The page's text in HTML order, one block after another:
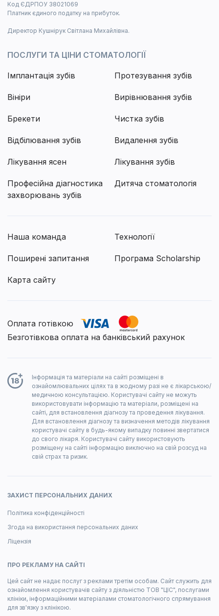
Код ЄДРПОУ 38021069
Платник єдиного податку на прибуток.
Директор Кушнірук Світлана Михайлівна.
ПОСЛУГИ ТА ЦІНИ СТОМАТОЛОГІЇ
Імплантація зубів Протезування зубів
Вініри Вирівнювання зубів
Брекети Чистка зубів
Відбілювання зубів Видалення зубів
Лікування ясен Лікування зубів
Професійна діагностика
захворювань зубів
Дитяча стоматологія
Наша команда Технології
Поширені запитання Програма Scholarship
Карта сайту
Оплата готівкою
Безготівкова оплата на банківський рахунок
Інформація та матеріали на сайті розміщені в
ознайомлювальних цілях та в жодному разі не є лікарською/
медичною консультацією. Користувачі сайту не можуть
використовувати інформацію та матеріали, розміщені на
сайті, для встановлення діагнозу та проведення лікування.
Для встановлення діагнозу та визначення методів лікування
користувачі сайту в будь-якому випадку повинні звертатися
до свого лікаря. Користувачі сайту використовують
розміщену на сайті інформацію виключно на свій розсуд на
свій страх та ризик.
ЗАХИСТ ПЕРСОНАЛЬНИХ ДАНИХ
Політика конфіденційності
Згода на використання персональних даних
Ліцензія
ПРО РЕКЛАМУ НА САЙТІ
Цей сайт не надає послуг з реклами третім особам. Сайт служить для
ознайомлення користувачів сайту з діяльністю ТОВ "ЦІС", послугами
клініки, інформаційними матеріалами стоматологічного спрямування
для зв'язку з клінікою.